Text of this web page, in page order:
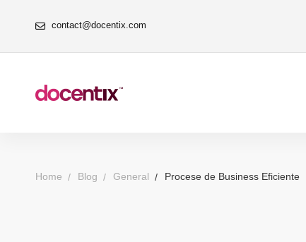
contact@docentix.com
Home Blog General Procese de Business Eficiente